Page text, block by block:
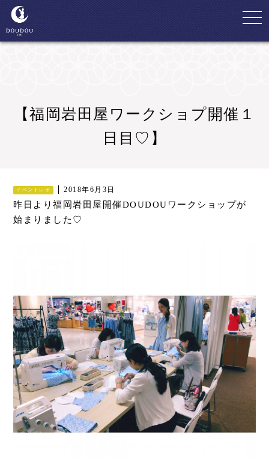
【福岡岩田屋ワークショプ開催１
日目♡】
イベントレポ 2018年6月3日
昨日より福岡岩田屋開催DOUDOUワークショップが
始まりました♡